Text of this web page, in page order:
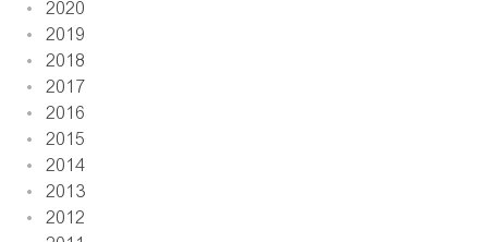
2020
2019
2018
2017
2016
2015
2014
2013
2012